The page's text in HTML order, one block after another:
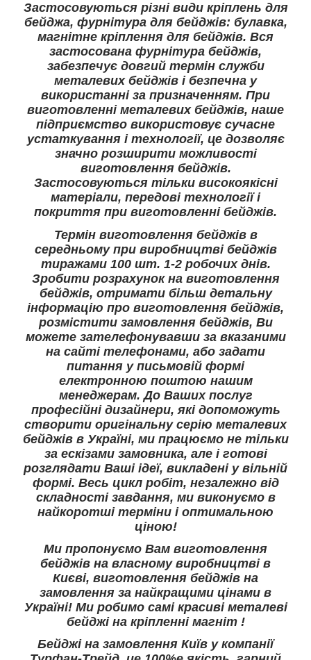
Застосовуються різні види кріплень для
бейджа, фурнітура для бейджів: булавка,
магнітне кріплення для бейджів. Вся
застосована фурнітура бейджів,
забезпечує довгий термін служби
металевих бейджів і безпечна у
використанні за призначенням. При
виготовленні металевих бейджів, наше
підприємство використовує сучасне
устаткування і технології, це дозволяє
значно розширити можливості
виготовлення бейджів.
Застосовуються тільки високоякісні
матеріали, передові технології і
покриття при виготовленні бейджів.
Термін виготовлення бейджів в
середньому при виробництві бейджів
тиражами 100 шт. 1-2 робочих днів.
Зробити розрахунок на виготовлення
бейджів, отримати більш детальну
інформацію про виготовлення бейджів,
розмістити замовлення бейджів, Ви
можете зателефонувавши за вказаними
на сайті телефонами, або задати
питання у письмовій формі
електронною поштою нашим
менеджерам. До Ваших послуг
професійні дизайнери, які допоможуть
створити оригінальну серію металевих
бейджів в Україні, ми працюємо не тільки
за ескізами замовника, але і готові
розглядати Ваші ідеї, викладені у вільній
формі. Весь цикл робіт, незалежно від
складності завдання, ми виконуємо в
найкоротші терміни і оптимальною
ціною!
Ми пропонуємо Вам виготовлення
бейджів на власному виробництві в
Києві, виготовлення бейджів на
замовлення за найкращими цінами в
Україні! Ми робимо самі красиві металеві
бейджі на кріпленні магніт !
Бейджі на замовлення Київ у компанії